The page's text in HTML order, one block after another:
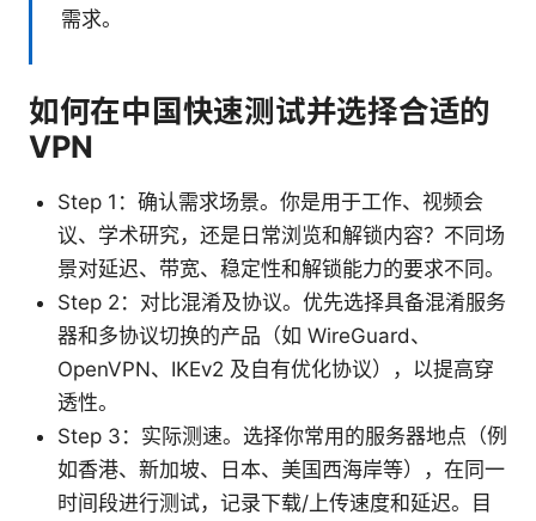
需求。
如何在中国快速测试并选择合适的
VPN
Step 1：确认需求场景。你是用于工作、视频会
议、学术研究，还是日常浏览和解锁内容？不同场
景对延迟、带宽、稳定性和解锁能力的要求不同。
Step 2：对比混淆及协议。优先选择具备混淆服务
器和多协议切换的产品（如 WireGuard、
OpenVPN、IKEv2 及自有优化协议），以提高穿
透性。
Step 3：实际测速。选择你常用的服务器地点（例
如香港、新加坡、日本、美国西海岸等），在同一
时间段进行测试，记录下载/上传速度和延迟。目